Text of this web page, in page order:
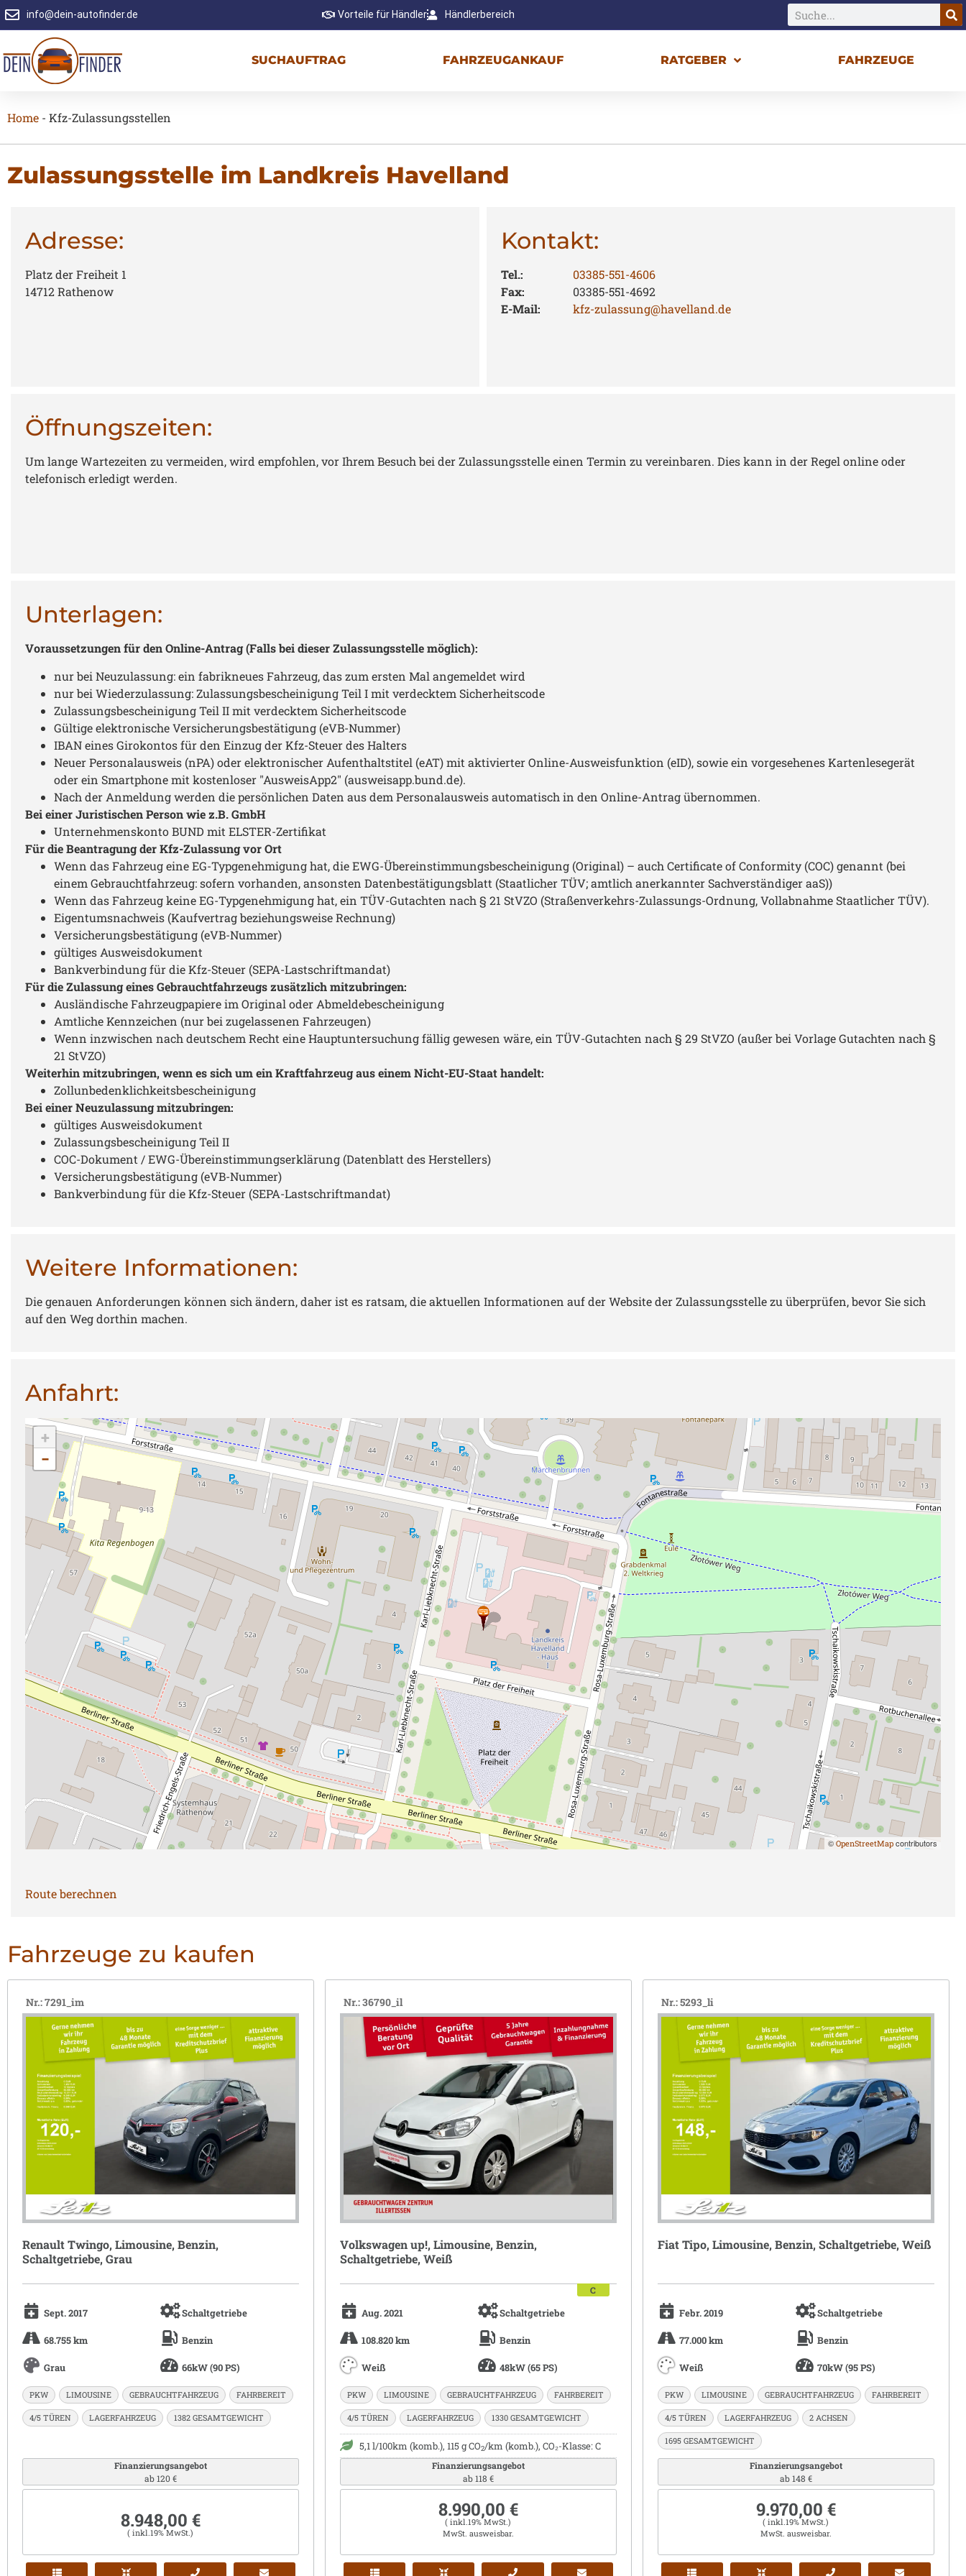
info@dein-autofinder.de Vorteile für Händler Händlerbereich
SUCHAUFTRAG FAHRZEUGANKAUF RATGEBER FAHRZEUGE
Home - Kfz-Zulassungsstellen
Zulassungsstelle im Landkreis Havelland
Adresse:
Platz der Freiheit 1
14712 Rathenow
Kontakt:
Tel.:
03385-551-4606
Fax:
03385-551-4692
E-Mail:
kfz-zulassung@havelland.de
Öffnungszeiten:
Um lange Wartezeiten zu vermeiden, wird empfohlen, vor Ihrem Besuch bei der Zulassungsstelle einen Termin zu vereinbaren. Dies kann in der Regel online oder
telefonisch erledigt werden.
Unterlagen:
Voraussetzungen für den Online-Antrag (Falls bei dieser Zulassungsstelle möglich):
nur bei Neuzulassung: ein fabrikneues Fahrzeug, das zum ersten Mal angemeldet wird
nur bei Wiederzulassung: Zulassungsbescheinigung Teil I mit verdecktem Sicherheitscode
Zulassungsbescheinigung Teil II mit verdecktem Sicherheitscode
Gültige elektronische Versicherungsbestätigung (eVB-Nummer)
IBAN eines Girokontos für den Einzug der Kfz-Steuer des Halters
Neuer Personalausweis (nPA) oder elektronischer Aufenthaltstitel (eAT) mit aktivierter Online-Ausweisfunktion (eID), sowie ein vorgesehenes Kartenlesegerät
oder ein Smartphone mit kostenloser "AusweisApp2" (ausweisapp.bund.de).
Nach der Anmeldung werden die persönlichen Daten aus dem Personalausweis automatisch in den Online-Antrag übernommen.
Bei einer Juristischen Person wie z.B. GmbH
Unternehmenskonto BUND mit ELSTER-Zertifikat
Für die Beantragung der Kfz-Zulassung vor Ort
Wenn das Fahrzeug eine EG-Typgenehmigung hat, die EWG-Übereinstimmungsbescheinigung (Original) – auch Certificate of Conformity (COC) genannt (bei
einem Gebrauchtfahrzeug: sofern vorhanden, ansonsten Datenbestätigungsblatt (Staatlicher TÜV; amtlich anerkannter Sachverständiger aaS))
Wenn das Fahrzeug keine EG-Typgenehmigung hat, ein TÜV-Gutachten nach § 21 StVZO (Straßenverkehrs-Zulassungs-Ordnung, Vollabnahme Staatlicher TÜV).
Eigentumsnachweis (Kaufvertrag beziehungsweise Rechnung)
Versicherungsbestätigung (eVB-Nummer)
gültiges Ausweisdokument
Bankverbindung für die Kfz-Steuer (SEPA-Lastschriftmandat)
Für die Zulassung eines Gebrauchtfahrzeugs zusätzlich mitzubringen:
Ausländische Fahrzeugpapiere im Original oder Abmeldebescheinigung
Amtliche Kennzeichen (nur bei zugelassenen Fahrzeugen)
Wenn inzwischen nach deutschem Recht eine Hauptuntersuchung fällig gewesen wäre, ein TÜV-Gutachten nach § 29 StVZO (außer bei Vorlage Gutachten nach §
21 StVZO)
Weiterhin mitzubringen, wenn es sich um ein Kraftfahrzeug aus einem Nicht-EU-Staat handelt:
Zollunbedenklichkeitsbescheinigung
Bei einer Neuzulassung mitzubringen:
gültiges Ausweisdokument
Zulassungsbescheinigung Teil II
COC-Dokument / EWG-Übereinstimmungserklärung (Datenblatt des Herstellers)
Versicherungsbestätigung (eVB-Nummer)
Bankverbindung für die Kfz-Steuer (SEPA-Lastschriftmandat)
Weitere Informationen:
Die genauen Anforderungen können sich ändern, daher ist es ratsam, die aktuellen Informationen auf der Website der Zulassungsstelle zu überprüfen, bevor Sie sich
auf den Weg dorthin machen.
Anfahrt:
+
−
© OpenStreetMap contributors
Route berechnen
Fahrzeuge zu kaufen
Nr.: 7291_im
Renault Twingo, Limousine, Benzin,
Schaltgetriebe, Grau
Sept. 2017 Schaltgetriebe
68.755 km Benzin
Grau 66kW (90 PS)
PKW LIMOUSINE GEBRAUCHTFAHRZEUG FAHRBEREIT
4/5 TÜREN LAGERFAHRZEUG 1382 GESAMTGEWICHT
Finanzierungsangebot
ab 120 €
8.948,00 €
( inkl.19% MwSt.)
Nr.: 36790_il
Volkswagen up!, Limousine, Benzin,
Schaltgetriebe, Weiß
Aug. 2021 Schaltgetriebe
108.820 km Benzin
Weiß 48kW (65 PS)
C
PKW LIMOUSINE GEBRAUCHTFAHRZEUG FAHRBEREIT
4/5 TÜREN LAGERFAHRZEUG 1330 GESAMTGEWICHT
5,1 l/100km (komb.), 115 g CO2/km (komb.), CO₂-Klasse: C
Finanzierungsangebot
ab 118 €
8.990,00 €
( inkl.19% MwSt.)
MwSt. ausweisbar.
Nr.: 5293_li
Fiat Tipo, Limousine, Benzin, Schaltgetriebe, Weiß
Febr. 2019 Schaltgetriebe
77.000 km Benzin
Weiß 70kW (95 PS)
PKW LIMOUSINE GEBRAUCHTFAHRZEUG FAHRBEREIT
4/5 TÜREN LAGERFAHRZEUG 2 ACHSEN
1695 GESAMTGEWICHT
Finanzierungsangebot
ab 148 €
9.970,00 €
( inkl.19% MwSt.)
MwSt. ausweisbar.